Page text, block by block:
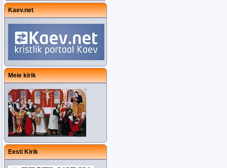
Kaev.net
Meie kirik
Eesti Kirik